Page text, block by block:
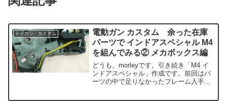
トイガン カスタム
電動ガン カスタム 余った在庫
パーツで インドアスペシャル M4
を組んでみる② メカボックス編
どうも、morleyです。引き続き「M4 イ
ンドアスペシャル」作成です。前回はパ
ーツの中で足りなかったフレーム入手ま